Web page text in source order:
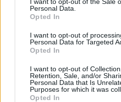
cualquier momento entrando de
visitando nuestra política de
Personal Data.
Opted In
I want to opt-out of
Personal Data for Targeted
Opted In
I want to opt-out of
Retention, Sale, and/or
Personal Data that Is
Purposes for which it was
Opted In